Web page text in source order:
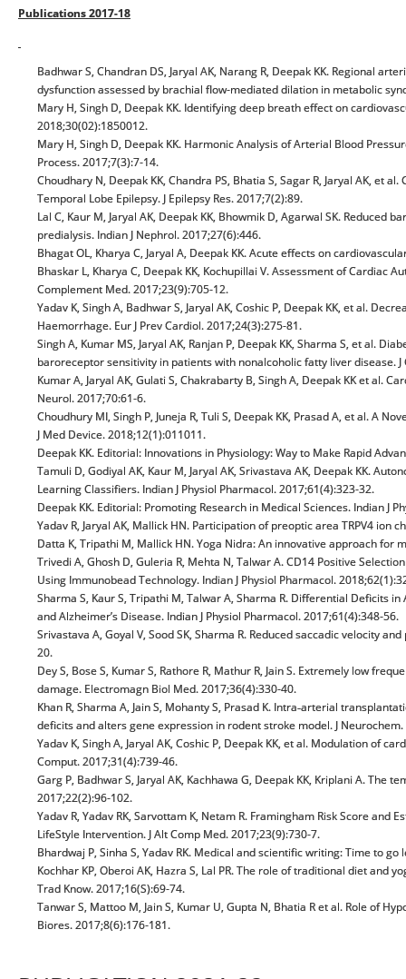
Publications 2017-18
Badhwar S, Chandran DS, Jaryal AK, Narang R, Deepak KK. Regional
dysfunction assessed by brachial flow-mediated dilation in metabolic
Mary H, Singh D, Deepak KK. Identifying deep breath effect on
2018;30(02):1850012.
Mary H, Singh D, Deepak KK. Harmonic Analysis of Arterial Blood
Process. 2017;7(3):7-14.
Choudhary N, Deepak KK, Chandra PS, Bhatia S, Sagar R, Jaryal AK,
Temporal Lobe Epilepsy. J Epilepsy Res. 2017;7(2):89.
Lal C, Kaur M, Jaryal AK, Deepak KK, Bhowmik D, Agarwal SK.
predialysis. Indian J Nephrol. 2017;27(6):446.
Bhagat OL, Kharya C, Jaryal A, Deepak KK. Acute effects on
Bhaskar L, Kharya C, Deepak KK, Kochupillai V. Assessment of Cardiac
Complement Med. 2017;23(9):705-12.
Yadav K, Singh A, Badhwar S, Jaryal AK, Coshic P, Deepak KK, et al.
Haemorrhage. Eur J Prev Cardiol. 2017;24(3):275-81.
Singh A, Kumar MS, Jaryal AK, Ranjan P, Deepak KK, Sharma S, et al.
baroreceptor sensitivity in patients with nonalcoholic fatty liver disease.
Kumar A, Jaryal AK, Gulati S, Chakrabarty B, Singh A, Deepak KK et al.
Neurol. 2017;70:61-6.
Choudhury MI, Singh P, Juneja R, Tuli S, Deepak KK, Prasad A, et al. A
J Med Device. 2018;12(1):011011.
Deepak KK. Editorial: Innovations in Physiology: Way to Make Rapid
Tamuli D, Godiyal AK, Kaur M, Jaryal AK, Srivastava AK, Deepak KK.
Learning Classifiers. Indian J Physiol Pharmacol. 2017;61(4):323-32.
Deepak KK. Editorial: Promoting Research in Medical Sciences. Indian J
Yadav R, Jaryal AK, Mallick HN. Participation of preoptic area TRPV4
Datta K, Tripathi M, Mallick HN. Yoga Nidra: An innovative approach for
Trivedi A, Ghosh D, Guleria R, Mehta N, Talwar A. CD14 Positive
Using Immunobead Technology. Indian J Physiol Pharmacol.
Sharma S, Kaur S, Tripathi M, Talwar A, Sharma R. Differential Deficits
and Alzheimer’s Disease. Indian J Physiol Pharmacol. 2017;61(4):348-56.
Srivastava A, Goyal V, Sood SK, Sharma R. Reduced saccadic velocity
20.
Dey S, Bose S, Kumar S, Rathore R, Mathur R, Jain S. Extremely low
damage. Electromagn Biol Med. 2017;36(4):330-40.
Khan R, Sharma A, Jain S, Mohanty S, Prasad K. Intra‐arterial
deficits and alters gene expression in rodent stroke model. J
Yadav K, Singh A, Jaryal AK, Coshic P, Deepak KK, et al. Modulation of
Comput. 2017;31(4):739-46.
Garg P, Badhwar S, Jaryal AK, Kachhawa G, Deepak KK, Kriplani A.
2017;22(2):96-102.
Yadav R, Yadav RK, Sarvottam K, Netam R. Framingham Risk Score
LifeStyle Intervention. J Alt Comp Med. 2017;23(9):730-7.
Bhardwaj P, Sinha S, Yadav RK. Medical and scientific writing: Time to
Kochhar KP, Oberoi AK, Hazra S, Lal PR. The role of traditional diet
Trad Know. 2017;16(S):69-74.
Tanwar S, Mattoo M, Jain S, Kumar U, Gupta N, Bhatia R et al. Role of
Biores. 2017;8(6):176-181.